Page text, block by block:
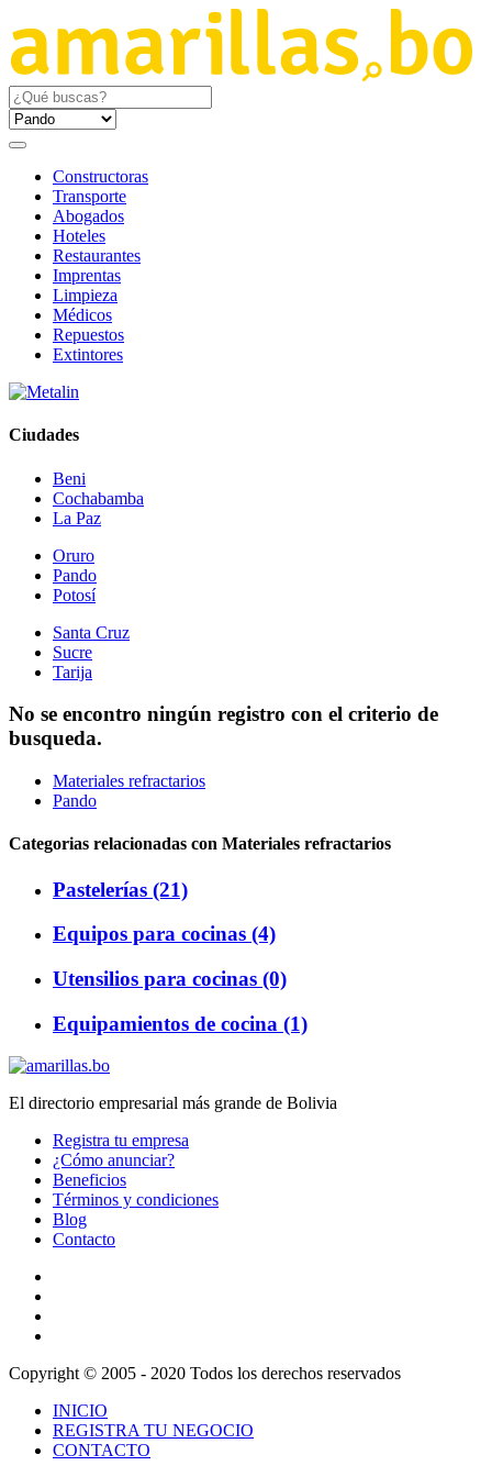
Constructoras
Transporte
Abogados
Hoteles
Restaurantes
Imprentas
Limpieza
Médicos
Repuestos
Extintores
Ciudades
Beni
Cochabamba
La Paz
Oruro
Pando
Potosí
Santa Cruz
Sucre
Tarija
No se encontro ningún registro con el criterio de
busqueda.
Materiales refractarios
Pando
Categorias relacionadas con Materiales refractarios
Pastelerías (21)
Equipos para cocinas (4)
Utensilios para cocinas (0)
Equipamientos de cocina (1)
El directorio empresarial más grande de Bolivia
Registra tu empresa
¿Cómo anunciar?
Beneficios
Términos y condiciones
Blog
Contacto
Copyright © 2005 - 2020 Todos los derechos reservados
INICIO
REGISTRA TU NEGOCIO
CONTACTO